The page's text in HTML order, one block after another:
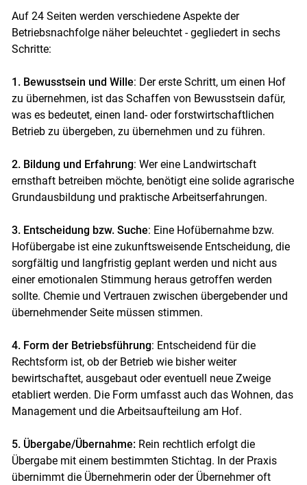
Auf 24 Seiten werden verschiedene Aspekte der
Betriebsnachfolge näher beleuchtet - gegliedert in sechs
Schritte:
1. Bewusstsein und Wille: Der erste Schritt, um einen Hof
zu übernehmen, ist das Schaffen von Bewusstsein dafür,
was es bedeutet, einen land- oder forstwirtschaftlichen
Betrieb zu übergeben, zu übernehmen und zu führen.
2. Bildung und Erfahrung: Wer eine Landwirtschaft
ernsthaft betreiben möchte, benötigt eine solide agrarische
Grundausbildung und praktische Arbeitserfahrungen.
3. Entscheidung bzw. Suche: Eine Hofübernahme bzw.
Hofübergabe ist eine zukunftsweisende Entscheidung, die
sorgfältig und langfristig geplant werden und nicht aus
einer emotionalen Stimmung heraus getroffen werden
sollte. Chemie und Vertrauen zwischen übergebender und
übernehmender Seite müssen stimmen.
4. Form der Betriebsführung: Entscheidend für die
Rechtsform ist, ob der Betrieb wie bisher weiter
bewirtschaftet, ausgebaut oder eventuell neue Zweige
etabliert werden. Die Form umfasst auch das Wohnen, das
Management und die Arbeitsaufteilung am Hof.
5. Übergabe/Übernahme:Rein rechtlich erfolgt die
Übergabe mit einem bestimmten Stichtag. In der Praxis
übernimmt die Übernehmerin oder der Übernehmer oft